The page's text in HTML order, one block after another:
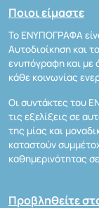
Ποιοι είμαστε
Το ΕΝΥΠΟΓΡΑΦΑ
Αυτοδιοίκηση και
ενυπόγραφη και με
κάθε κοινωνίας
Οι συντάκτες του
τις εξελίξεις σε
της μίας και
καταστούν
καθημερινότητας
Προβληθείτε